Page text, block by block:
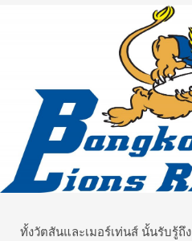
ทั้งวัตสันและเมอร์เท่นส์ นั้นรับรู้